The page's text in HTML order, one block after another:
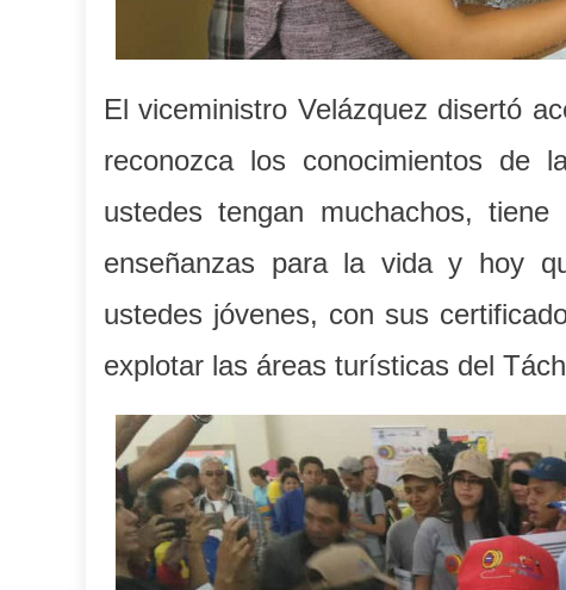
El viceministro Velázquez disertó
reconozca los conocimientos de
ustedes tengan muchachos,
enseñanzas para la vida y hoy
ustedes jóvenes, con sus
explotar las áreas turísticas del